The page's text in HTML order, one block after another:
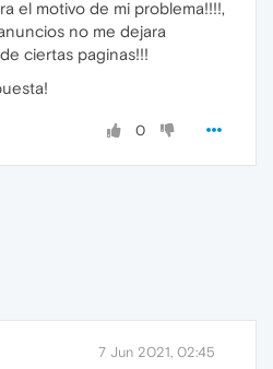
el motivo de mi problema!!!!,
no me dejara
ciertas paginas!!!
0
7 Jun 2021, 02:45